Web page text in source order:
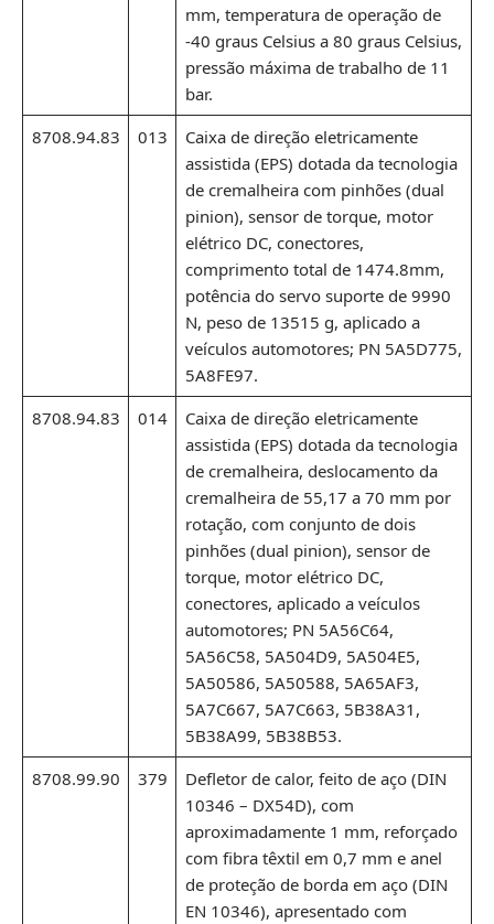
mm, temperatura de operação de
-40 graus Celsius a 80 graus Celsius,
pressão máxima de trabalho de 11
bar.
8708.94.83
013
Caixa de direção eletricamente
assistida (EPS) dotada da tecnologia
de cremalheira com pinhões (dual
pinion), sensor de torque, motor
elétrico DC, conectores,
comprimento total de 1474.8mm,
potência do servo suporte de 9990
N, peso de 13515 g, aplicado a
veículos automotores; PN 5A5D775,
5A8FE97.
8708.94.83
014
Caixa de direção eletricamente
assistida (EPS) dotada da tecnologia
de cremalheira, deslocamento da
cremalheira de 55,17 a 70 mm por
rotação, com conjunto de dois
pinhões (dual pinion), sensor de
torque, motor elétrico DC,
conectores, aplicado a veículos
automotores; PN 5A56C64,
5A56C58, 5A504D9, 5A504E5,
5A50586, 5A50588, 5A65AF3,
5A7C667, 5A7C663, 5B38A31,
5B38A99, 5B38B53.
8708.99.90
379
Defletor de calor, feito de aço (DIN
10346 – DX54D), com
aproximadamente 1 mm, reforçado
com fibra têxtil em 0,7 mm e anel
de proteção de borda em aço (DIN
EN 10346), apresentado com